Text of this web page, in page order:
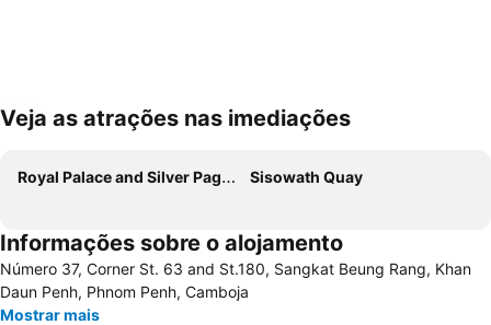
Ampliar mapa
Veja as atrações nas imediações
Royal Palace and Silver Pagoda Sisowath Quay
Informações sobre o alojamento
Número 37, Corner St. 63 and St.180, Sangkat Beung Rang, Khan
Daun Penh, Phnom Penh, Camboja
Mostrar mais